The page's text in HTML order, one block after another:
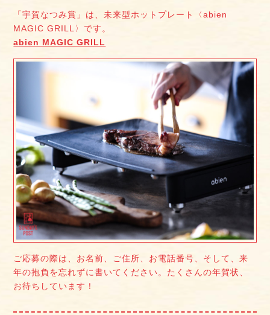
「宇賀なつみ賞」は、未来型ホットプレート〈abien
MAGIC GRILL〉です。
abien MAGIC GRILL
ご応募の際は、お名前、ご住所、お電話番号、そして、来
年の抱負を忘れずに書いてください。たくさんの年賀状、
お待ちしています！